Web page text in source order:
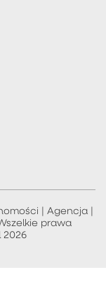
| Agencja |
prawa
2026